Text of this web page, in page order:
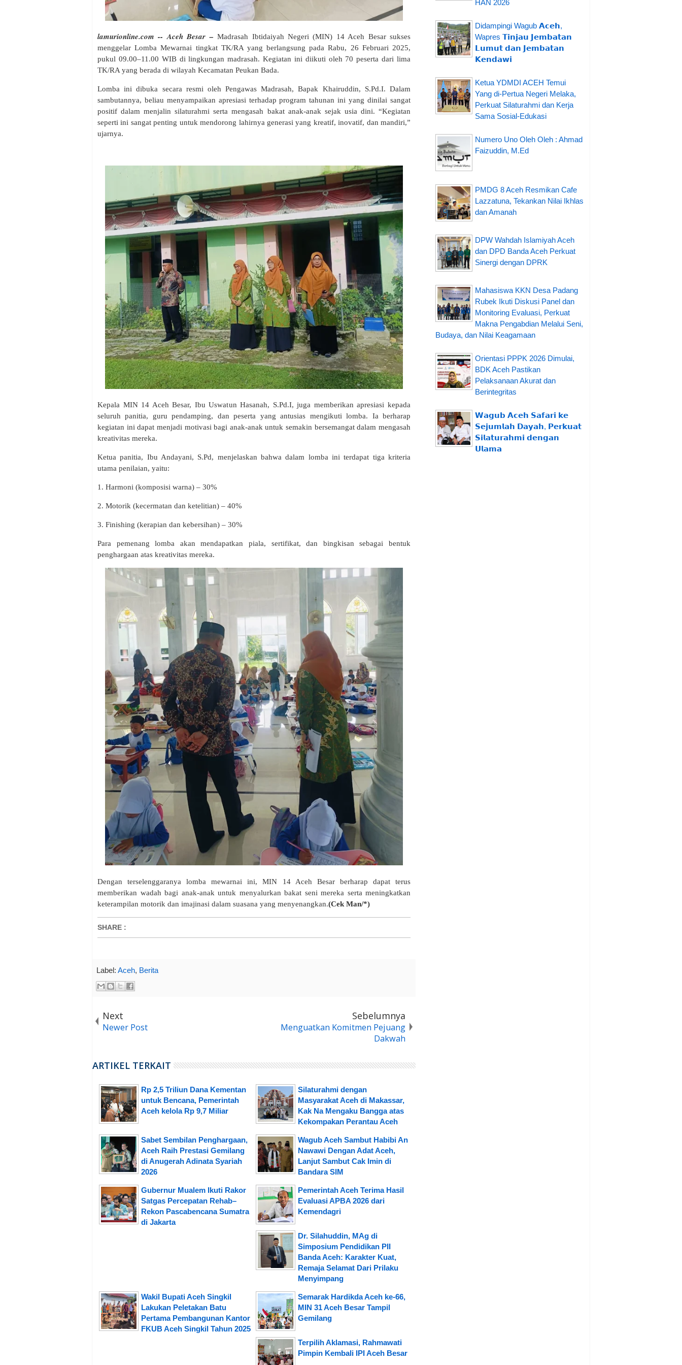
lamurionline.com -- Aceh Besar – Madrasah Ibtidaiyah Negeri (MIN) 14 Aceh Besar sukses
menggelar Lomba Mewarnai tingkat TK/RA yang berlangsung pada Rabu, 26 Februari 2025,
pukul 09.00–11.00 WIB di lingkungan madrasah. Kegiatan ini diikuti oleh 70 peserta dari lima
TK/RA yang berada di wilayah Kecamatan Peukan Bada.
Lomba ini dibuka secara resmi oleh Pengawas Madrasah, Bapak Khairuddin, S.Pd.I. Dalam
sambutannya, beliau menyampaikan apresiasi terhadap program tahunan ini yang dinilai sangat
positif dalam menjalin silaturahmi serta mengasah bakat anak-anak sejak usia dini. “Kegiatan
seperti ini sangat penting untuk mendorong lahirnya generasi yang kreatif, inovatif, dan mandiri,”
ujarnya.
Kepala MIN 14 Aceh Besar, Ibu Uswatun Hasanah, S.Pd.I, juga memberikan apresiasi kepada
seluruh panitia, guru pendamping, dan peserta yang antusias mengikuti lomba. Ia berharap
kegiatan ini dapat menjadi motivasi bagi anak-anak untuk semakin bersemangat dalam mengasah
kreativitas mereka.
Ketua panitia, Ibu Andayani, S.Pd, menjelaskan bahwa dalam lomba ini terdapat tiga kriteria
utama penilaian, yaitu:
1. Harmoni (komposisi warna) – 30%
2. Motorik (kecermatan dan ketelitian) – 40%
3. Finishing (kerapian dan kebersihan) – 30%
Para pemenang lomba akan mendapatkan piala, sertifikat, dan bingkisan sebagai bentuk
penghargaan atas kreativitas mereka.
Dengan terselenggaranya lomba mewarnai ini, MIN 14 Aceh Besar berharap dapat terus
memberikan wadah bagi anak-anak untuk menyalurkan bakat seni mereka serta meningkatkan
keterampilan motorik dan imajinasi dalam suasana yang menyenangkan.(Cek Man/*)
SHARE :
Label: Aceh, Berita
Next
Newer Post
Sebelumnya
Menguatkan Komitmen Pejuang
Dakwah
ARTIKEL TERKAIT
Rp 2,5 Triliun Dana Kementan
untuk Bencana, Pemerintah
Aceh kelola Rp 9,7 Miliar
Silaturahmi dengan
Masyarakat Aceh di Makassar,
Kak Na Mengaku Bangga atas
Kekompakan Perantau Aceh
Sabet Sembilan Penghargaan,
Aceh Raih Prestasi Gemilang
di Anugerah Adinata Syariah
2026
Wagub Aceh Sambut Habibi An
Nawawi Dengan Adat Aceh,
Lanjut Sambut Cak Imin di
Bandara SIM
Gubernur Mualem Ikuti Rakor
Satgas Percepatan Rehab–
Rekon Pascabencana Sumatra
di Jakarta
Pemerintah Aceh Terima Hasil
Evaluasi APBA 2026 dari
Kemendagri
Dr. Silahuddin, MAg di
Simposium Pendidikan PII
Banda Aceh: Karakter Kuat,
Remaja Selamat Dari Prilaku
Menyimpang
Wakil Bupati Aceh Singkil
Lakukan Peletakan Batu
Pertama Pembangunan Kantor
FKUB Aceh Singkil Tahun 2025
Semarak Hardikda Aceh ke-66,
MIN 31 Aceh Besar Tampil
Gemilang
Terpilih Aklamasi, Rahmawati
Pimpin Kembali IPI Aceh Besar
HAN 2026
Didampingi Wagub 𝗔𝗰𝗲𝗵,
Wapres 𝗧𝗶𝗻𝗷𝗮𝘂 𝗝𝗲𝗺𝗯𝗮𝘁𝗮𝗻
𝗟𝘂𝗺𝘂𝘁 𝗱𝗮𝗻 𝗝𝗲𝗺𝗯𝗮𝘁𝗮𝗻
𝗞𝗲𝗻𝗱𝗮𝘄𝗶
Ketua YDMDI ACEH Temui
Yang di-Pertua Negeri Melaka,
Perkuat Silaturahmi dan Kerja
Sama Sosial-Edukasi
Numero Uno Oleh Oleh : Ahmad
Faizuddin, M.Ed
PMDG 8 Aceh Resmikan Cafe
Lazzatuna, Tekankan Nilai Ikhlas
dan Amanah
DPW Wahdah Islamiyah Aceh
dan DPD Banda Aceh Perkuat
Sinergi dengan DPRK
Mahasiswa KKN Desa Padang
Rubek Ikuti Diskusi Panel dan
Monitoring Evaluasi, Perkuat
Makna Pengabdian Melalui Seni,
Budaya, dan Nilai Keagamaan
Orientasi PPPK 2026 Dimulai,
BDK Aceh Pastikan
Pelaksanaan Akurat dan
Berintegritas
𝗪𝗮𝗴𝘂𝗯 𝗔𝗰𝗲𝗵 𝗦𝗮𝗳𝗮𝗿𝗶 𝗸𝗲
𝗦𝗲𝗷𝘂𝗺𝗹𝗮𝗵 𝗗𝗮𝘆𝗮𝗵, 𝗣𝗲𝗿𝗸𝘂𝗮𝘁
𝗦𝗶𝗹𝗮𝘁𝘂𝗿𝗮𝗵𝗺𝗶 𝗱𝗲𝗻𝗴𝗮𝗻
𝗨𝗹𝗮𝗺𝗮